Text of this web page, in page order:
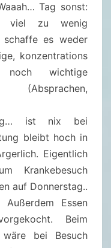
Tag sonst:
viel zu wenig
schaffe es weder
konzentrations
wichtige
(Absprachen,
ist nix bei
bleibt hoch in
Eigentlich
Krankebesuch
auf Donnerstag..
Essen
Beim
bei Besuch